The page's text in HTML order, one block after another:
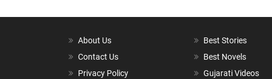
About Us
Contact Us
Privacy Policy
Best Stories
Best Novels
Gujarati Videos